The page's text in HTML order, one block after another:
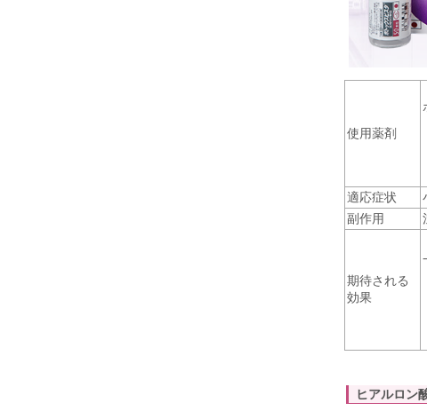
使用薬剤
適応症状
副作用
期待される
効果
ヒアルロン